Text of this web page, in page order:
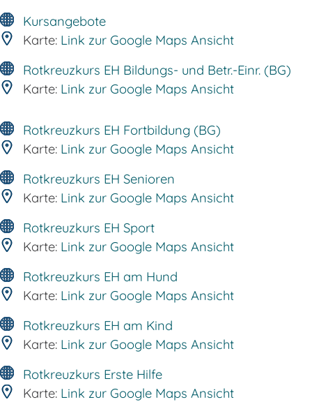
Kursangebote
Karte: Link zur Google Maps Ansicht
Rotkreuzkurs EH Bildungs- und Betr.-Einr. (BG)
Karte: Link zur Google Maps Ansicht
Rotkreuzkurs EH Fortbildung (BG)
Karte: Link zur Google Maps Ansicht
Rotkreuzkurs EH Senioren
Karte: Link zur Google Maps Ansicht
Rotkreuzkurs EH Sport
Karte: Link zur Google Maps Ansicht
Rotkreuzkurs EH am Hund
Karte: Link zur Google Maps Ansicht
Rotkreuzkurs EH am Kind
Karte: Link zur Google Maps Ansicht
Rotkreuzkurs Erste Hilfe
Karte: Link zur Google Maps Ansicht